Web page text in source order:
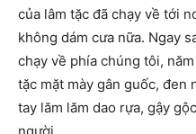
của lâm tặc đã chạy về tới
không dám cưa nữa. Ngay
chạy về phía chúng tôi,
tặc mặt mày gân guốc, đen
tay lăm lăm dao rựa, gậy
người.